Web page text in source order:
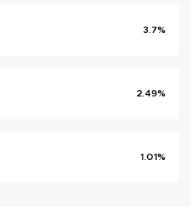
3.7%
2.49%
1.01%